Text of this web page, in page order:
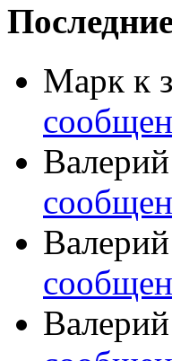
Марк к
Валерий
Валерий
Валерий